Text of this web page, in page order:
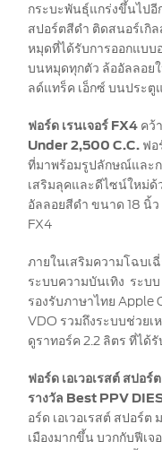
SYNC &
SYNC &
ข้อมูล SYNC®
ข้อมูล SYNC
OTA สำหรับ
OTA สำหรับ
โปรโมชั่นประจ
Customer
อร์ด
หรือ 50,000
กิโลเมตร
เครื่องมือช่วย
ค่าแรง
กระบะพันธุ์แกร่งขึ้นไป
สปอร์ตสีดำ ติดสนอร์เกิ
หมุดที่ได้รับการออกแบ
บนหมุดทุกตัว ล้ออัลลอย
ลด์แทร็ค เอ็กซ์ บนประตู
ฟอร์ด เรนเจอร์ FX4 คว้
Under 2,500 C.C. ฟอ
ที่มาพร้อมรูปลักษณ์และ
เสริมลุคและดีไซน์ใหม่ด้
อัลลอยสีดำ ขนาด 18 นิ้
FX4
ภายในเสริมความโฉบเ
ระบบความบันเทิง ระบ
รองรับภาษาไทย Apple
VDO รวมถึงระบบช่วยเ
ดูราทอร์ค 2.2 ลิตร ที่ได้
ฟอร์ด เอเวอเรสต์ สปอร์ต
รางวัล Best PPV
อร์ด เอเวอเรสต์ สปอร์
เมืองมากขึ้น บวกกับฟีเ